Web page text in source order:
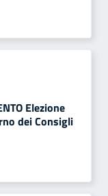
Elezione
dei Consigli